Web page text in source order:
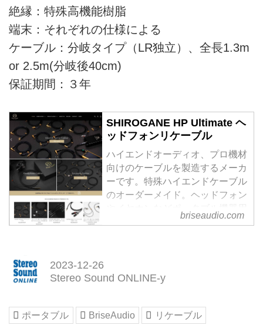
絶縁：特殊高機能樹脂
端末：それぞれの仕様による
ケーブル：分岐タイプ（LR独立）、全長1.3m
or 2.5m(分岐後40cm)
保証期間：３年
SHIROGANE HP Ultimate ヘ
ッドフォンリケーブル
ハイエンドオーディオ、プロ機材
向けのケーブルを製造するメーカ
ーです。特殊ハイエンドケーブル
のオーダーメイド。ヘッドフォン
のハイエンドケーブル制作なども
briseaudio.com
2023-12-26
Stereo Sound ONLINE-y
ポータブル BriseAudio
リケーブル